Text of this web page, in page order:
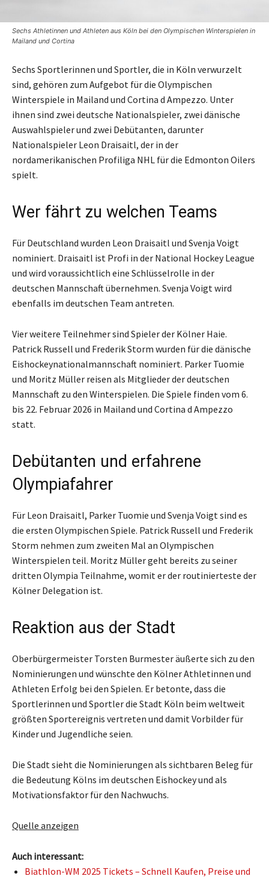
Sechs Athletinnen und Athleten aus Köln bei den Olympischen Winterspielen in
Mailand und Cortina
Sechs Sportlerinnen und Sportler, die in Köln verwurzelt
sind, gehören zum Aufgebot für die Olympischen
Winterspiele in Mailand und Cortina d Ampezzo. Unter
ihnen sind zwei deutsche Nationalspieler, zwei dänische
Auswahlspieler und zwei Debütanten, darunter
Nationalspieler Leon Draisaitl, der in der
nordamerikanischen Profiliga NHL für die Edmonton Oilers
spielt.
Wer fährt zu welchen Teams
Für Deutschland wurden Leon Draisaitl und Svenja Voigt
nominiert. Draisaitl ist Profi in der National Hockey League
und wird voraussichtlich eine Schlüsselrolle in der
deutschen Mannschaft übernehmen. Svenja Voigt wird
ebenfalls im deutschen Team antreten.
Vier weitere Teilnehmer sind Spieler der Kölner Haie.
Patrick Russell und Frederik Storm wurden für die dänische
Eishockeynationalmannschaft nominiert. Parker Tuomie
und Moritz Müller reisen als Mitglieder der deutschen
Mannschaft zu den Winterspielen. Die Spiele finden vom 6.
bis 22. Februar 2026 in Mailand und Cortina d Ampezzo
statt.
Debütanten und erfahrene
Olympiafahrer
Für Leon Draisaitl, Parker Tuomie und Svenja Voigt sind es
die ersten Olympischen Spiele. Patrick Russell und Frederik
Storm nehmen zum zweiten Mal an Olympischen
Winterspielen teil. Moritz Müller geht bereits zu seiner
dritten Olympia Teilnahme, womit er der routinierteste der
Kölner Delegation ist.
Reaktion aus der Stadt
Oberbürgermeister Torsten Burmester äußerte sich zu den
Nominierungen und wünschte den Kölner Athletinnen und
Athleten Erfolg bei den Spielen. Er betonte, dass die
Sportlerinnen und Sportler die Stadt Köln beim weltweit
größten Sportereignis vertreten und damit Vorbilder für
Kinder und Jugendliche seien.
Die Stadt sieht die Nominierungen als sichtbaren Beleg für
die Bedeutung Kölns im deutschen Eishockey und als
Motivationsfaktor für den Nachwuchs.
Quelle anzeigen
Auch interessant:
Biathlon-WM 2025 Tickets – Schnell Kaufen, Preise und